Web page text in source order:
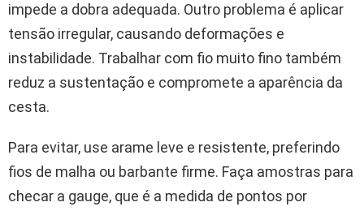
impede a dobra adequada. Outro problema é aplicar
tensão irregular, causando deformações e
instabilidade. Trabalhar com fio muito fino também
reduz a sustentação e compromete a aparência da
cesta.
Para evitar, use arame leve e resistente, preferindo
fios de malha ou barbante firme. Faça amostras para
checar a gauge, que é a medida de pontos por